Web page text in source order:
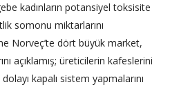
kadınların potansiyel toksisite
somonu miktarlarını
Norveç’te dört büyük market,
açıklamış; üreticilerin kafeslerini
kapalı sistem yapmalarını